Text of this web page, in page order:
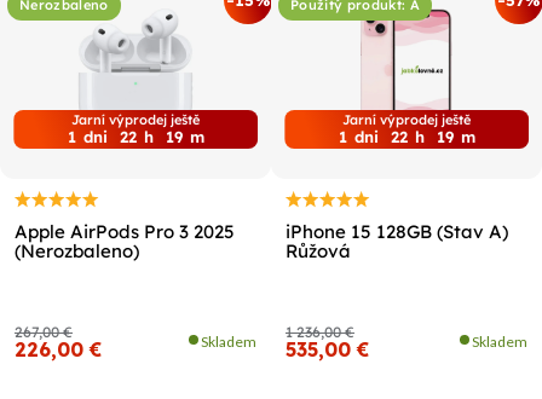
Nerozbaleno
Jarní výprodej ještě
1 dni 22 h 19 m
Apple AirPods Pro 3 2025
(Nerozbaleno)
267,00 €
226,00 € Skladem
Použitý produkt: A
Jarní výprodej ještě
1 dni 22 h 19 m
iPhone 15 128GB (Stav A)
Růžová
1 236,00 €
535,00 € Skladem